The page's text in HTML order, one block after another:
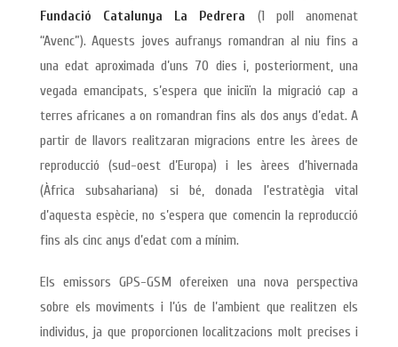
Fundació Catalunya La Pedrera
(1 poll anomenat
“Avenc”). Aquests joves aufranys romandran al niu fins a
una edat aproximada d’uns 70 dies i, posteriorment, una
vegada emancipats, s’espera que iniciïn la migració cap a
terres africanes a on romandran fins als dos anys d’edat. A
partir de llavors realitzaran migracions entre les àrees de
reproducció (sud-oest d’Europa) i les àrees d’hivernada
(Àfrica subsahariana) si bé, donada l’estratègia vital
d’aquesta espècie, no s’espera que comencin la reproducció
fins als cinc anys d’edat com a mínim.
Els emissors GPS-GSM ofereixen una nova perspectiva
sobre els moviments i l’ús de l’ambient que realitzen els
individus, ja que proporcionen localitzacions molt precises i